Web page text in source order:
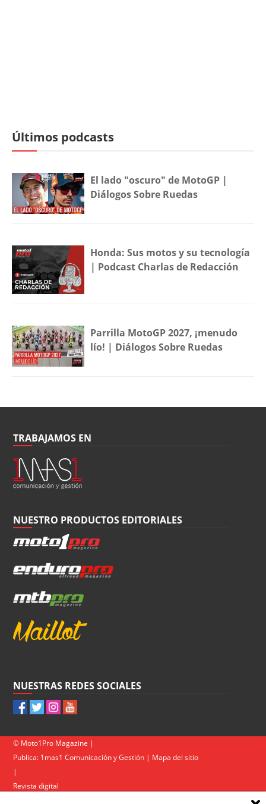
Últimos podcasts
El lado "oscuro" de MotoGP |
Diálogos Sobre Ruedas
Honda: Sus motos y su tecnología
| Podcast Charlas de Redacción
Parrilla MotoGP 2027, ¡menudo
lío! | Diálogos Sobre Ruedas
TRABAJAMOS EN
NUESTRO PRODUCTOS EDITORIALES
NUESTRAS REDES SOCIALES
© Moto1Pro Magazine |
Publica: 1mas1 Comunicación y Gestión | Mapa del sitio
|
Revista digital